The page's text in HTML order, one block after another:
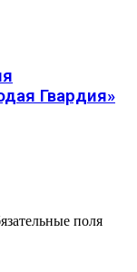
Гвардия»
поля